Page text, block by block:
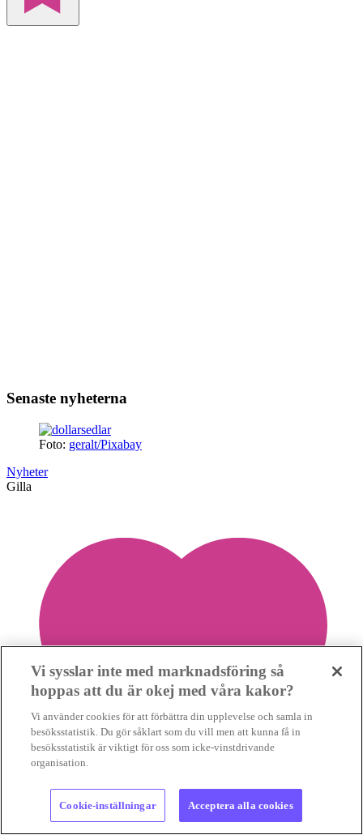
Senaste nyheterna
Foto: geralt/Pixabay
Nyheter
Gilla
Vi sysslar inte med marknadsföring så
hoppas att du är okej med våra kakor?
Vi använder cookies för att förbättra din upplevelse och samla in
besöksstatistik. Du gör såklart som du vill men att kunna få in
besöksstatistik är viktigt för oss som icke-vinstdrivande
organisation.
Cookie-inställningar Acceptera alla cookies